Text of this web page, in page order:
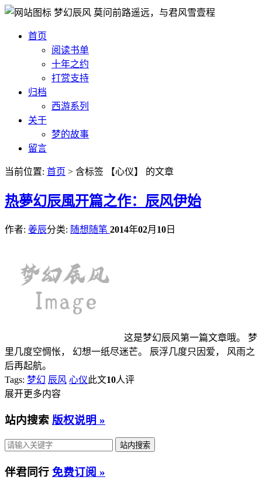
梦幻辰风 莫问前路遥远，与君风雪壹程
首页
阅读书单
十年之约
打赏支持
归档
西游系列
关于
梦的故事
留言
当前位置: 首页 > 含标签 【心仪】 的文章
热夢幻辰風开篇之作：辰风伊始
作者: 姜辰分类: 随想随笔 2014年02月 10 日
这是梦幻辰风第一篇文章哦。 梦
里几度空惆怅， 幻想一纸尽迷芒。 辰浮几度只因爱， 风雨之
后再起航。
Tags: 梦幻 辰风 心仪此文10人评
展开更多内容
站内搜索 版权说明 »
伴君同行 免费订阅 »